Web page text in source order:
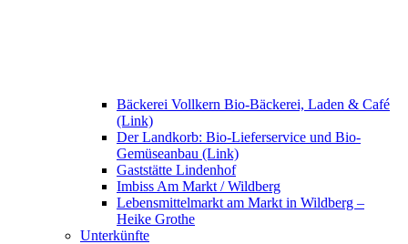
Bäckerei Vollkern Bio-Bäckerei, Laden & Café
(Link)
Der Landkorb: Bio-Lieferservice und Bio-
Gemüseanbau (Link)
Gaststätte Lindenhof
Imbiss Am Markt / Wildberg
Lebensmittelmarkt am Markt in Wildberg –
Heike Grothe
Unterkünfte